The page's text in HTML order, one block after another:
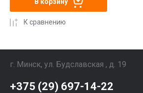
В корзину
К сравнению
г. Минск, ул. Будславская , д. 19
+375 (29) 697-14-22